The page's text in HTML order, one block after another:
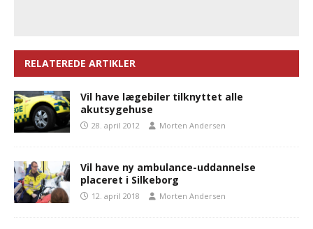
RELATEREDE ARTIKLER
Vil have lægebiler tilknyttet alle
akutsygehuse
28. april 2012 Morten Andersen
Vil have ny ambulance-uddannelse
placeret i Silkeborg
12. april 2018 Morten Andersen